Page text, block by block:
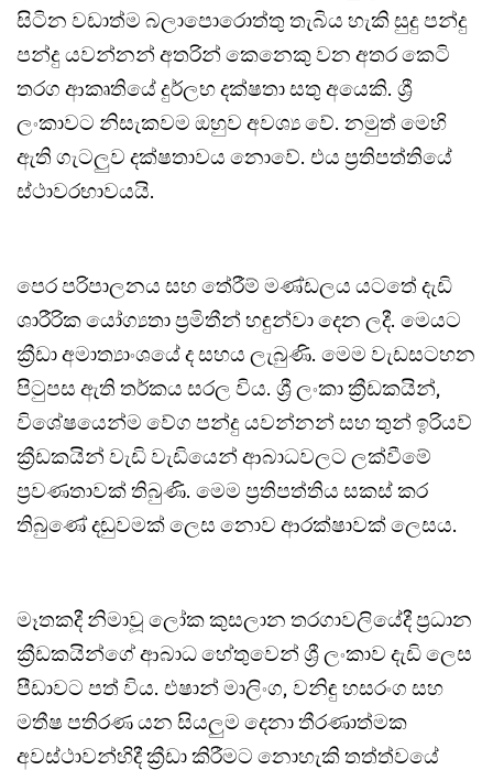
සිටින වඩාත්ම බලාපොරොත්තු තැබිය හැකි සුදු පන්දු
පන්දු යවන්නන් අතරින් කෙනෙකු වන අතර කෙටි
තරග ආකෘතියේ දුර්ලභ දක්ෂතා සතු අයෙකි. ශ්‍රී
ලංකාවට නිසැකවම ඔහුව අවශ්‍ය වේ. නමුත් මෙහි
ඇති ගැටලුව දක්ෂතාවය නොවේ. එය ප්‍රතිපත්තියේ
ස්ථාවරභාවයයි.
පෙර පරිපාලනය සහ තේරීම් මණ්ඩලය යටතේ දැඩි
ශාරීරික යෝග්‍යතා ප්‍රමිතීන් හඳුන්වා දෙන ලදී. මෙයට
ක්‍රීඩා අමාත්‍යාංශයේ ද සහය ලැබුණි. මෙම වැඩසටහන
පිටුපස ඇති තර්කය සරල විය. ශ්‍රී ලංකා ක්‍රීඩකයින්,
විශේෂයෙන්ම වේග පන්දු යවන්නන් සහ තුන් ඉරියව්
ක්‍රීඩකයින් වැඩි වැඩියෙන් ආබාධවලට ලක්වීමේ
ප්‍රවණතාවක් තිබුණි. මෙම ප්‍රතිපත්තිය සකස් කර
තිබුණේ දඬුවමක් ලෙස නොව ආරක්ෂාවක් ලෙසය.
මෑතකදී නිමාවූ ලෝක කුසලාන තරගාවලියේදී ප්‍රධාන
ක්‍රීඩකයින්ගේ ආබාධ හේතුවෙන් ශ්‍රී ලංකාව දැඩි ලෙස
පීඩාවට පත් විය. එෂාන් මාලිංග, වනිඳු හසරංග සහ
මතීෂ පතිරණ යන සියලුම දෙනා තීරණාත්මක
අවස්ථාවන්හිදී ක්‍රීඩා කිරීමට නොහැකි තත්ත්වයේ